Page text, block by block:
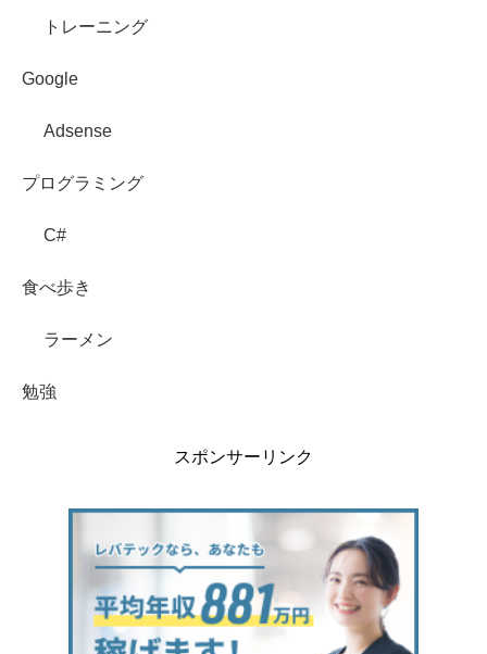
トレーニング
Google
Adsense
プログラミング
C#
食べ歩き
ラーメン
勉強
スポンサーリンク